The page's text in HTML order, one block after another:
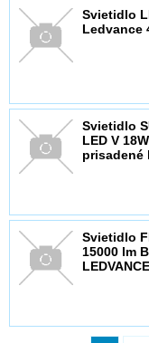
Svietidlo
Ledvance
Svietidlo
LED V
prisadené
Svietidlo
15000 lm